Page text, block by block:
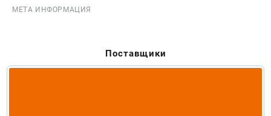
МЕТА ИНФОРМАЦИЯ
Поставщики